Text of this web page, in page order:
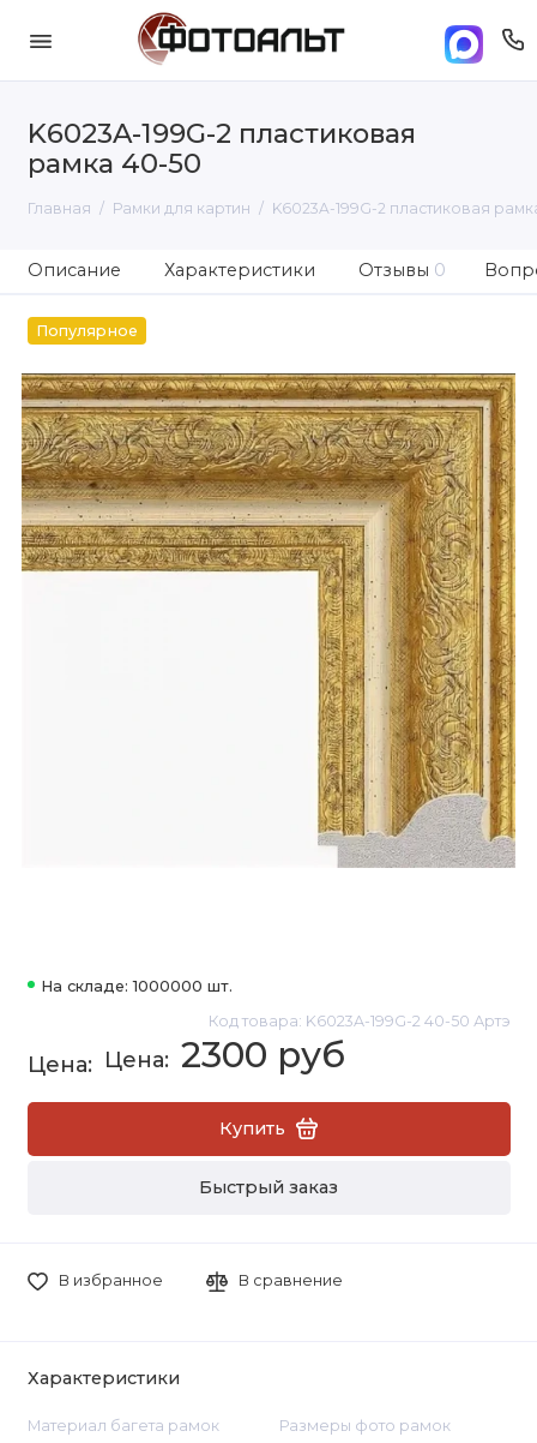
K6023A-199G-2 пластиковая
рамка 40-50
Главная Рамки для картин K6023A-199G-2 пластиковая
Описание Характеристики Отзывы 0
Популярное
На складе: 1000000 шт.
Код товара: K6023A-199G-2 40-50 Артэ
2300 руб
Купить
Быстрый заказ
В избранное В сравнение
Характеристики
Материал багета рамок Размеры фото рамок